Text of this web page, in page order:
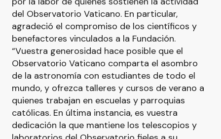
del Observatorio Vaticano. En particular,
agradeció el compromiso de los científicos y
benefactores vinculados a la Fundación.
“Vuestra generosidad hace posible que el
Observatorio Vaticano comparta el asombro
de la astronomía con estudiantes de todo el
mundo, y ofrezca talleres y cursos de verano a
quienes trabajan en escuelas y parroquias
católicas. En última instancia, es vuestra
dedicación la que mantiene los telescopios y